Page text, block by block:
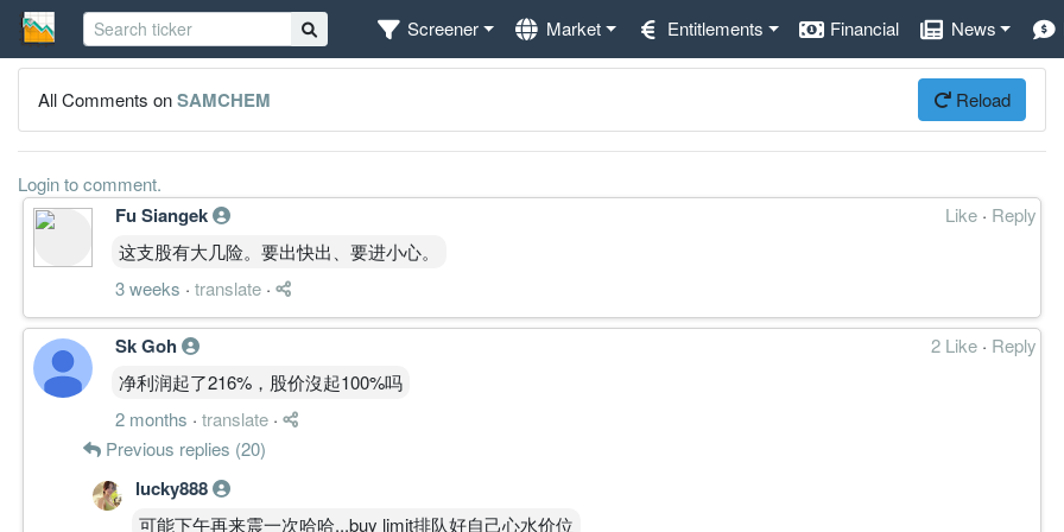
Screener Market Entitlements Financial News
All Comments onSAMCHEM Reload
Login to comment.
Fu Siangek Like · Reply
这支股有大几险。要出快出、要进小心。
3 weeks · translate ·
Sk Goh 2 Like · Reply
净利润起了216%，股价沒起100%吗
2 months · translate ·
Previous replies (20)
lucky888
可能下午再来震一次哈哈...buy limit排队好自己心水价位